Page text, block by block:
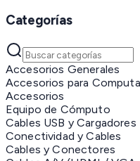
Categorías
Accesorios Generales
Accesorios para
Accesorios
Equipo de Cómputo
Cables USB y Cargadores
Conectividad y Cables
Cables y Conectores